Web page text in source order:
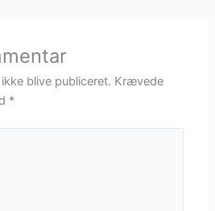
blive publiceret. Krævede
*